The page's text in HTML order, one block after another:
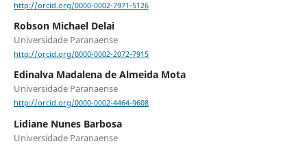
http://orcid.org/0000-0002-7971-5126
Robson Michael Delai
Universidade Paranaense
http://orcid.org/0000-0002-2072-7915
Edinalva Madalena de Almeida Mota
Universidade Paranaense
http://orcid.org/0000-0002-4464-9608
Lidiane Nunes Barbosa
Universidade Paranaense